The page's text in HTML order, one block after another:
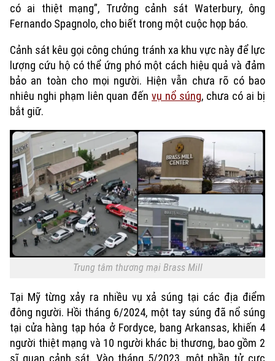
Xu hướng
có ai thiệt mạng”, Trưởng cảnh sát Waterbury, ông
Fernando Spagnolo, cho biết trong một cuộc họp báo.
Cảnh sát kêu gọi công chúng tránh xa khu vực này để lực
lượng cứu hộ có thể ứng phó một cách hiệu quả và đảm
bảo an toàn cho mọi người. Hiện vẫn chưa rõ có bao
nhiêu nghi phạm liên quan đến vụ nổ súng, chưa có ai bị
bắt giữ.
Trung tâm thương mại Brass Mill
Tại Mỹ từng xảy ra nhiều vụ xả súng tại các địa điểm
đông người. Hồi tháng 6/2024, một tay súng đã nổ súng
tại cửa hàng tạp hóa ở Fordyce, bang Arkansas, khiến 4
người thiệt mạng và 10 người khác bị thương, bao gồm 2
sĩ quan cảnh sát. Vào tháng 5/2023, một phần tử cực